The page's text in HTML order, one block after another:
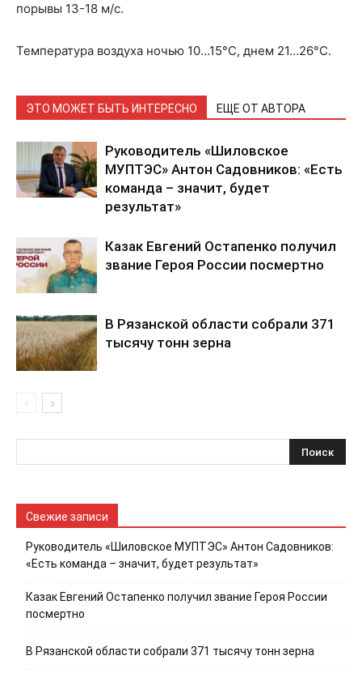
порывы 13-18 м/с.
Температура воздуха ночью 10…15°С, днем 21…26°С.
ЭТО МОЖЕТ БЫТЬ ИНТЕРЕСНО ЕЩЕ ОТ АВТОРА
Руководитель «Шиловское
МУПТЭС» Антон Садовников: «Есть
команда – значит, будет
результат»
Казак Евгений Остапенко получил
звание Героя России посмертно
В Рязанской области собрали 371
тысячу тонн зерна
Свежие записи
Руководитель «Шиловское МУПТЭС» Антон Садовников:
«Есть команда – значит, будет результат»
Казак Евгений Остапенко получил звание Героя России
посмертно
В Рязанской области собрали 371 тысячу тонн зерна